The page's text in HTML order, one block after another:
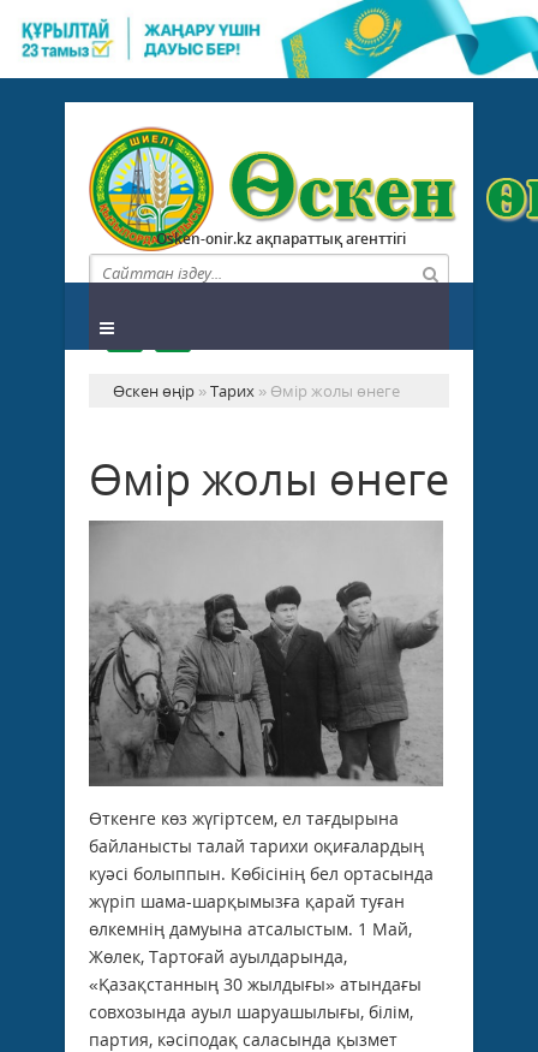
Osken-onir.kz ақпараттық агенттігі
Өскен өңір »Тарих » Өмір жолы өнеге
Өмір жолы өнеге
Өткенге көз жүгіртсем, ел тағ­ды­рына
байланысты талай тари­хи оқи­­ғалардың
куәсі болыппын. Көбі­сінің бел ортасын­да
жү­ріп шама-шарқымызға қарай туған
өлкемнің дамуына атсалыс­тым. 1 Май,
Жөлек, Тартоғай ауылдарында,
«Қазақстанның 30 жылдығы» атындағы
сов­хозында ауыл шаруашылығы, білім,
партия, кәсіподақ саласында қызмет